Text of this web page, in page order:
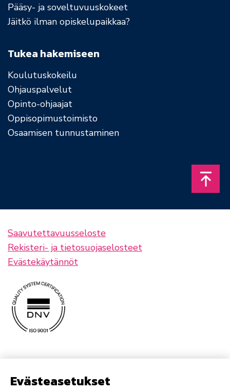
Pääsy- ja soveltuvuuskokeet
Jäitkö ilman opiskelupaikkaa?
Tukea hakemiseen
Koulutuskokeilu
Ohjauspalvelut
Opinto-ohjaajat
Oppisopimustoimisto
Osaamisen tunnustaminen
Saavutettavuusseloste
Rekisteri- ja tietosuojaselosteet
Evästekäytännöt
Evästeasetukset